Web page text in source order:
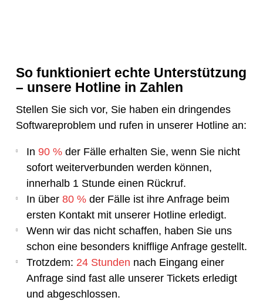
So funktioniert echte Unterstützung
– unsere Hotline in Zahlen
Stellen Sie sich vor, Sie haben ein dringendes
Softwareproblem und rufen in unserer Hotline an:
In 90 %der Fälle erhalten Sie, wenn Sie nicht
sofort weiterverbunden werden können,
innerhalb 1 Stunde einen Rückruf.
In über 80 %der Fälle ist ihre Anfrage beim
ersten Kontakt mit unserer Hotline erledigt.
Wenn wir das nicht schaffen, haben Sie uns
schon eine besonders knifflige Anfrage gestellt.
Trotzdem: 24 Stunden nach Eingang einer
Anfrage sind fast alle unserer Tickets erledigt
und abgeschlossen.